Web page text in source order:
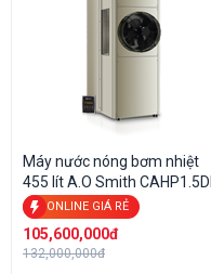
Máy nước nóng bơm nhiệt
455 lít A.O Smith CAHP1.5DI-
120-6-W
ONLINE GIÁ RẺ
105,600,000đ
132,000,000đ